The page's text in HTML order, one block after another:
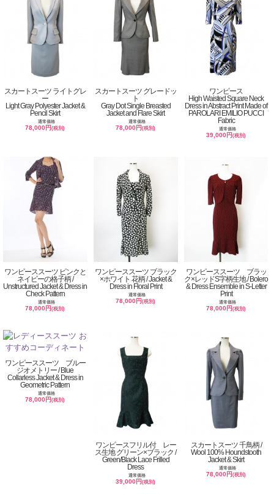
スカートスーツ ライトグレ
ー
Light Gray Polyester Jacket &
Pencil Skirt
通常価格
78,000円(税別)
スカートスーツ グレードッ
ト
Gray Dot Single Breasted
Jacket and Flare Skirt
通常価格
78,000円(税別)
ワンピース
High Waisted Square Neck
Dress in Abstract Print Made of
PAROLARI EMILIO PUCCI
Fabric
通常価格
39,000円(税別)
ワンピーススーツ ピンクと
ネイビーの格子柄 /
Unstructured Jacket & Dress in
Check Pattern
通常価格
78,000円(税別)
ワンピーススーツ ブラック
×ホワイト 花柄 / Jacket &
Dress in Floral Print
通常価格
78,000円(税別)
ワンピーススーツ ブラッ
ク×レッドS字柄生地 / Bolero
& Dress Ensemble in S-Letter
Print
通常価格
78,000円(税別)
ワンピーススーツ ブルー
ジオメトリー / Blue
Collarless Jacket & Dress in
Geometric Pattern
通常価格
78,000円(税別)
ワンピースフリル付 レー
ス生地 グリーン×ブラック /
Green/Black Lace Frilled
Dress
通常価格
39,000円(税別)
スカートスーツ 千鳥柄 /
Wool 100% Houndstooth
Jacket & Skirt
通常価格
78,000円(税別)